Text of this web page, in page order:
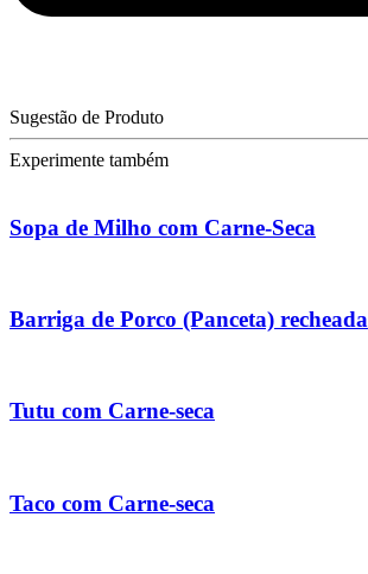
Sugestão de Produto
Experimente também
Sopa de Milho com Carne-Seca
Barriga de Porco (Panceta) recheada
Tutu com Carne-seca
Taco com Carne-seca